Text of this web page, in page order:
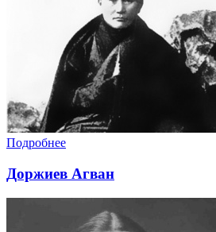
Подробнее
Доржиев Агван